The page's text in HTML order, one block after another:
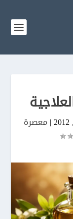
| معصرة